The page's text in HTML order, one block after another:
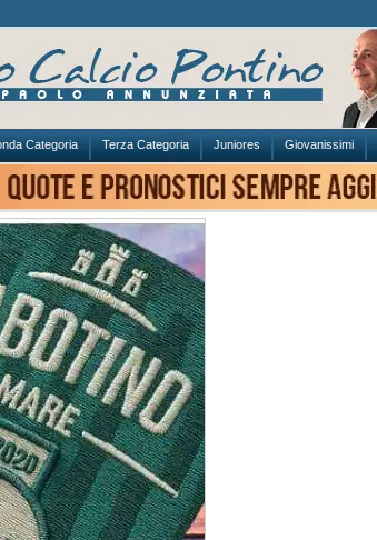
Categoria Terza Categoria Juniores Giovanissimi